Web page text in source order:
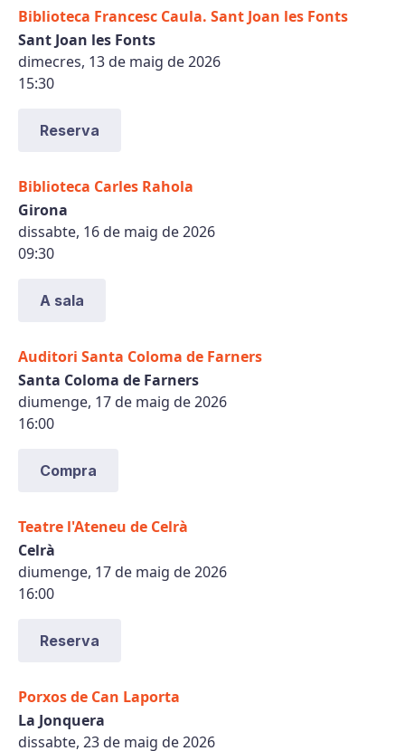
Biblioteca Francesc Caula. Sant Joan les Fonts
Sant Joan les Fonts
dimecres, 13 de maig de 2026
15:30
Reserva
Biblioteca Carles Rahola
Girona
dissabte, 16 de maig de 2026
09:30
A sala
Auditori Santa Coloma de Farners
Santa Coloma de Farners
diumenge, 17 de maig de 2026
16:00
Compra
Teatre l'Ateneu de Celrà
Celrà
diumenge, 17 de maig de 2026
16:00
Reserva
Porxos de Can Laporta
La Jonquera
dissabte, 23 de maig de 2026